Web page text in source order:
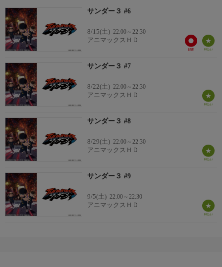
原作:池田祐輝/制作:2026年サンダー３ #6
8/15(土) 22:00～22:30
アニマックスＨＤ
サンダー３ #7
8/22(土) 22:00～22:30
アニマックスＨＤ
サンダー３ #8
8/29(土) 22:00～22:30
アニマックスＨＤ
サンダー３ #9
9/5(土) 22:00～22:30
アニマックスＨＤ